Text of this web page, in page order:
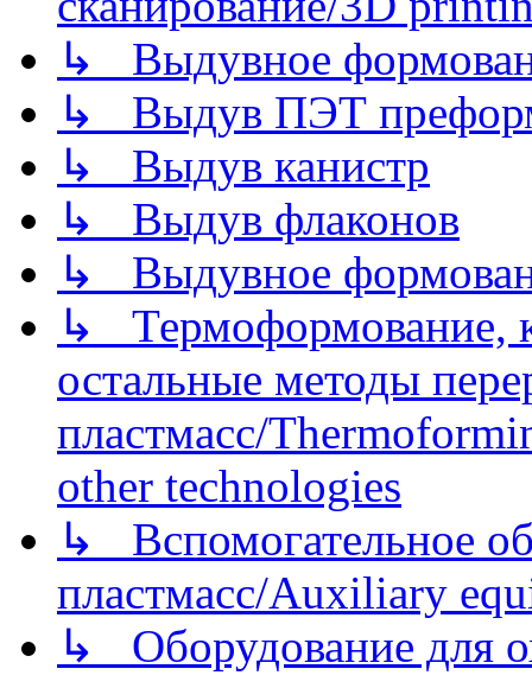
↳ Выдувное
↳ Выдув ПЭТ
↳ Выдув канистр
↳ Выдув флаконов
↳ Выдувное
↳ Термоформование,
остальные методы
пластмасс/
other technologies
↳ Вспомогательное
пластмасс/Auxiliary
↳ Оборудование для